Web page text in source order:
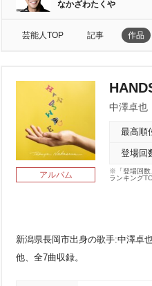
なかざわたく
芸能人TOP 記事 作品
アルバム
中澤卓也
最高順
登場回
※「登場回数
ランキング
新潟県長岡市出身の歌手:中澤卓
他、全7曲収録。